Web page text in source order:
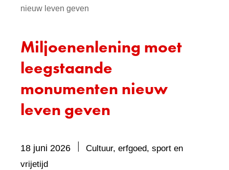
nieuw leven geven
Miljoenenlening moet
leegstaande
monumenten nieuw
leven geven
18 juni 2026
Cultuur, erfgoed, sport en
vrijetijdBevat